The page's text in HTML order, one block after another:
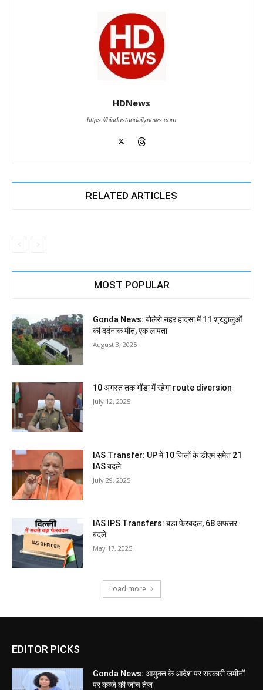
HDNews
https://hindustandailynews.com
RELATED ARTICLES
MOST POPULAR
Gonda News: बोलेरो नहर हादसा में 11 श्रद्धालुओं
की दर्दनाक मौत, एक लापता
August 3, 2025
10 अगस्त तक गोंडा में रहेगा route diversion
July 12, 2025
IAS Transfer: UP में 10 जिलों के डीएम समेत 21
IAS बदले
July 29, 2025
IAS IPS Transfers: बड़ा फेरबदल, 68 अफसर
बदले
May 17, 2025
Load more
EDITOR PICKS
Gonda News: आयुक्त के आदेश पर सरकारी जमीनों
पर कब्जे की जांच तेज